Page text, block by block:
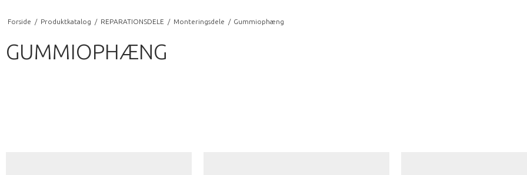
Forside / Produktkatalog / REPARATIONSDELE / Monteringsdele / Gummiophæng
GUMMIOPHÆNG